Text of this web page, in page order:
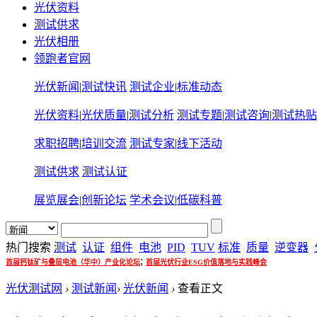
光伏资料
测试供求
光伏相册
领跑者官网
光伏新闻 |测试快讯 测试企业|标准动态
光伏资料|光伏质量|测试分析 测试专题|测试咨询|测试热贴
求职招聘|培训交流 测试专家|线下活动
测试供求 测试认证
展览展会|创新论坛 学术会议|低碳科普
热门搜索 测试 认证 组件 电池 PID TUV 标准 质量 逆变器
首届钙钛矿与叠层电池（华中）产业化论坛; 首届光伏行业ESG价值落地与实践峰会
光伏测试网 › 测试新闻 › 光伏新闻 › 查看正文